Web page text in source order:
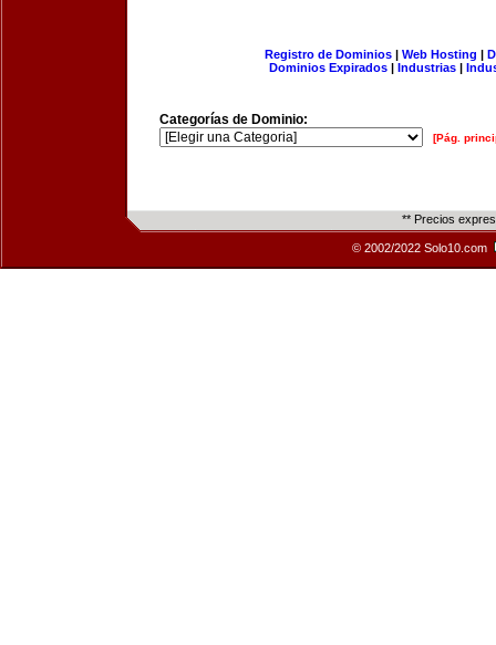
Registro de Dominios| Web Hosting |
Dominios Expirados | Industrias |
Categorías de Dominio:
[Pág.
** Precios
© 2002/2022 Solo10.com